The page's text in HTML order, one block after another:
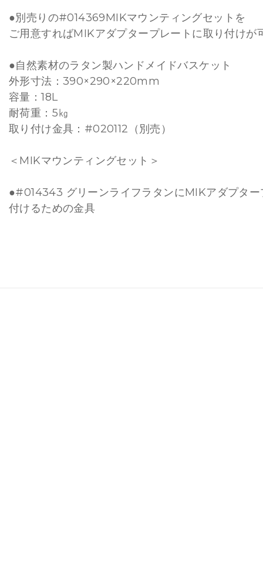
●別売りの#014369MIKマウンティングセットを
ご用意すればMIKアダプタープレートに取り付けが
●自然素材のラタン製ハンドメイドバスケット
外形寸法：390×290×220mm
容量：18L
耐荷重：5㎏
取り付け金具：#020112（別売）
＜MIKマウンティングセット＞
●#014343 グリーンライフラタンにMIKアダプター
付けるための金具